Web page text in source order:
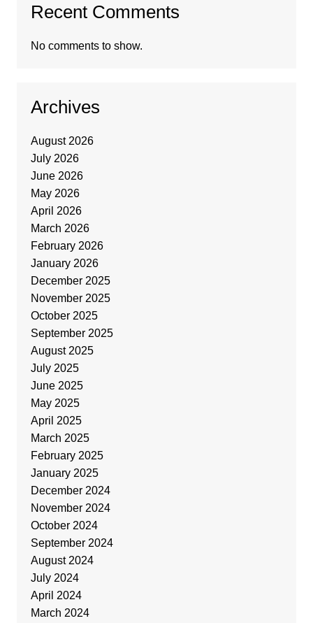
Recent Comments
No comments to show.
Archives
August 2026
July 2026
June 2026
May 2026
April 2026
March 2026
February 2026
January 2026
December 2025
November 2025
October 2025
September 2025
August 2025
July 2025
June 2025
May 2025
April 2025
March 2025
February 2025
January 2025
December 2024
November 2024
October 2024
September 2024
August 2024
July 2024
April 2024
March 2024